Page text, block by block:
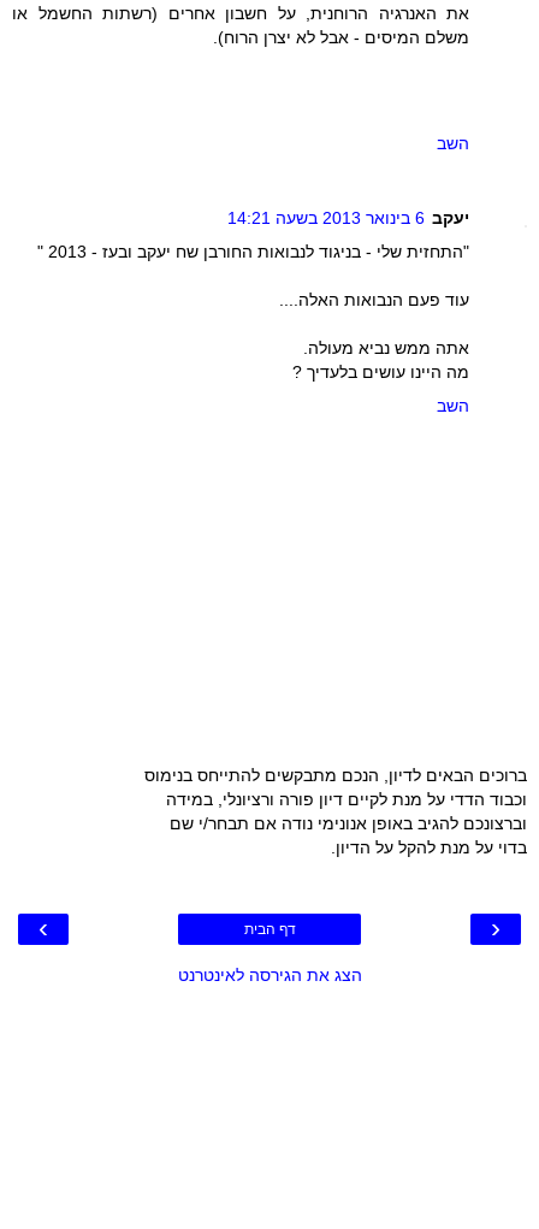
את האנרגיה הרוחנית, על חשבון אחרים (רשתות החשמל או
משלם המיסים - אבל לא יצרן הרוח).
השב
יעקב 6 בינואר 2013 בשעה 14:21
"התחזית שלי - בניגוד לנבואות החורבן שח יעקב ובעז - 2013 "
עוד פעם הנבואות האלה....
אתה ממש נביא מעולה.
מה היינו עושים בלעדיך ?
השב
ברוכים הבאים לדיון, הנכם מתבקשים להתייחס בנימוס
וכבוד הדדי על מנת לקיים דיון פורה ורציונלי, במידה
וברצונכם להגיב באופן אנונימי נודה אם תבחר/י שם
בדוי על מנת להקל על הדיון.
‹
› דף הבית
הצג את הגירסה לאינטרנט